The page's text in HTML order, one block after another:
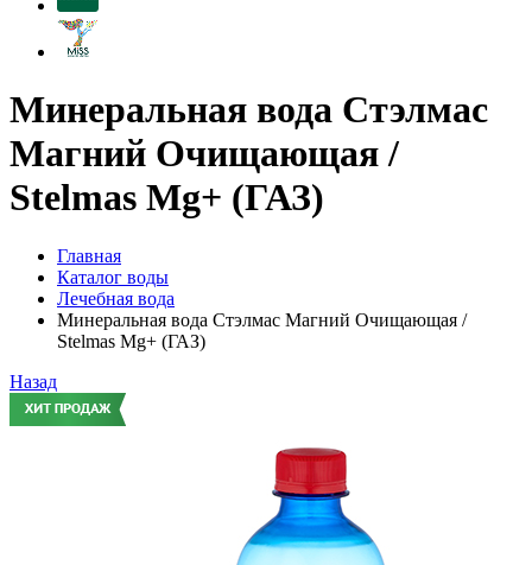
Минеральная вода Стэлмас
Магний Очищающая /
Stelmas Mg+ (ГАЗ)
Главная
Каталог воды
Лечебная вода
Минеральная вода Стэлмас Магний Очищающая /
Stelmas Mg+ (ГАЗ)
Назад